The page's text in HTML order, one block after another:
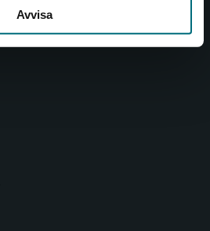
Avvisa